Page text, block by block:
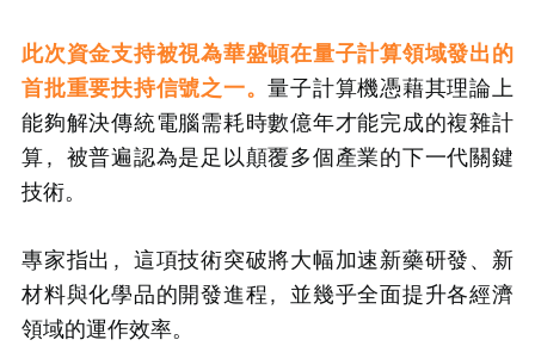
此次資金支持被視為華盛頓在量子計算領域發出的
首批重要扶持信號之一。量子計算機憑藉其理論上
能夠解決傳統電腦需耗時數億年才能完成的複雜計
算，被普遍認為是足以顛覆多個產業的下一代關鍵
技術。
專家指出，這項技術突破將大幅加速新藥研發、新
材料與化學品的開發進程，並幾乎全面提升各經濟
領域的運作效率。